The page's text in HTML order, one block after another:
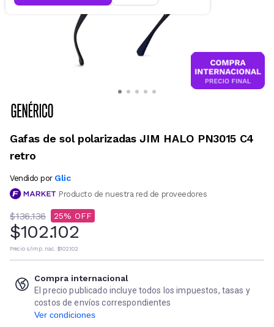
Gafas de sol polarizadas JIM HALO PN3015 C4
retro
Vendido por Glic
Producto de nuestra red de proveedores
$136.136 25
$102.102
Precio s/imp. nac. $102.102
Compra internacional
El precio publicado incluye todos los impuestos, tasas y
costos de envíos correspondientes
Ver condiciones